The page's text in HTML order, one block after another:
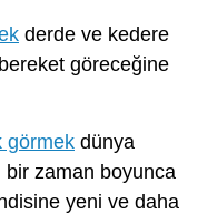
derde ve kedere
göreceğine
görmek dünya
bir zaman boyunca
yeni ve daha